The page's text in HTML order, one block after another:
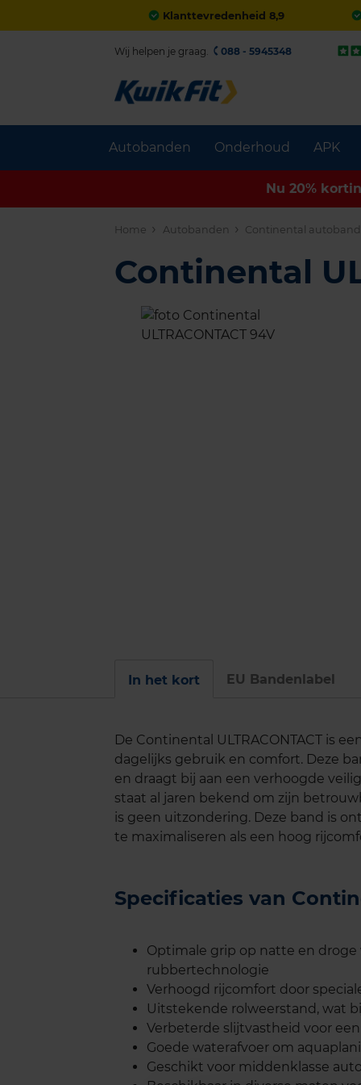
Klanttevredenheid 8,9
Autobanden Onderhoud APK
Wij helpen je graag. 088 - 5945348
Nu 20%
Home Autobanden Continental
Continental
In het kort EU Bandenlabel
De Continental ULTRACONTACT is
dagelijks gebruik en comfort. Deze
en draagt bij aan een verhoogde
staat al jaren bekend om zijn
is geen uitzondering. Deze band is
te maximaliseren als een hoog
Specificaties van
Optimale grip op natte en
rubbertechnologie
Verhoogd rijcomfort door
Uitstekende rolweerstand, wat
Verbeterde slijtvastheid voor
Goede waterafvoer om
Geschikt voor middenklasse